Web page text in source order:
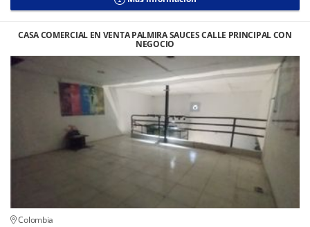
CASA COMERCIAL EN VENTA PALMIRA SAUCES CALLE PRINCIPAL CON
NEGOCIO
Colombia